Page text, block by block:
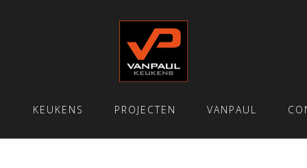
KEUKENS PROJECTEN VANPAUL